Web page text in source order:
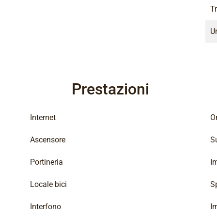
Prestazioni
Internet
Ascensore
Portineria
Locale bici
Interfono